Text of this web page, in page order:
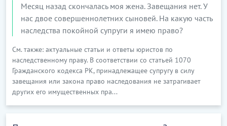
Месяц назад скончалась моя жена. Завещания нет. У
нас двое совершеннолетних сыновей. На какую часть
наследства покойной супруги я имею право?
См. также: актуальные статьи и ответы юристов по
наследственному праву. В соответствии со статьей 1070
Гражданского кодекса РК, принадлежащее супругу в силу
завещания или закона право наследования не затрагивает
других его имущественных пра...